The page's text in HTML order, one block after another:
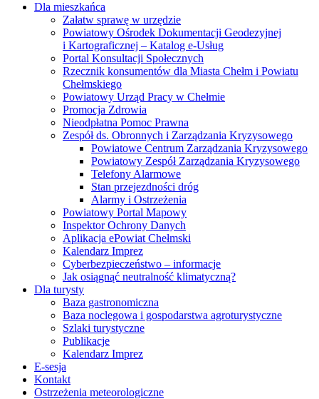
Dla mieszkańca
Załatw sprawę w urzędzie
Powiatowy Ośrodek Dokumentacji Geodezyjnej
i Kartograficznej – Katalog e-Usług
Portal Konsultacji Społecznych
Rzecznik konsumentów dla Miasta Chełm i Powiatu
Chełmskiego
Powiatowy Urząd Pracy w Chełmie
Promocja Zdrowia
Nieodpłatna Pomoc Prawna
Zespół ds. Obronnych i Zarządzania Kryzysowego
Powiatowe Centrum Zarządzania Kryzysowego
Powiatowy Zespół Zarządzania Kryzysowego
Telefony Alarmowe
Stan przejezdności dróg
Alarmy i Ostrzeżenia
Powiatowy Portal Mapowy
Inspektor Ochrony Danych
Aplikacja ePowiat Chełmski
Kalendarz Imprez
Cyberbezpieczeństwo – informacje
Jak osiągnąć neutralność klimatyczną?
Dla turysty
Baza gastronomiczna
Baza noclegowa i gospodarstwa agroturystyczne
Szlaki turystyczne
Publikacje
Kalendarz Imprez
E-sesja
Kontakt
Ostrzeżenia meteorologiczne